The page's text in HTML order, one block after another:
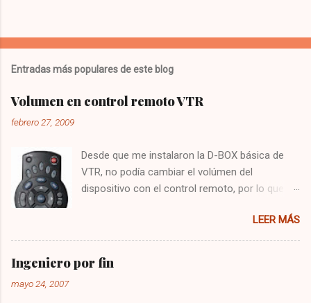
Entradas más populares de este blog
Volumen en control remoto VTR
febrero 27, 2009
Desde que me instalaron la D-BOX básica de
VTR, no podía cambiar el volúmen del
dispositivo con el control remoto, por lo que
audio, y el de VTR para cambiar los canales,
algo bastante molesto. Hoy me puse a buscar
en google y encontré la solución : Presionar
una vez la tecla CBL Presionar sin soltar la
LEER MÁS
Ingeniero por fin
mayo 24, 2007